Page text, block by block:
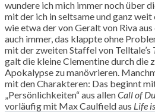
wundere ich mich immer noch über
mit der ich in seltsame und ganz
wie etwa der von Geralt von Riva aus
auch immer, das klappte ohne
mit der zweiten Staffel von Telltale’s
galt die kleine Clementine durch die
Apokalypse zu manövrieren.
mit den Charakteren: Das beginnt
„Persönlichkeiten“ aus allenCall of
vorläufig mit Max Caulfield aus Life